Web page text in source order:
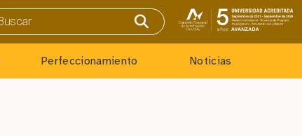
Perfeccionamiento Noticias